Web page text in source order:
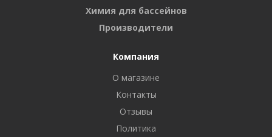
Химия для бассейнов
Производители
Компания
О магазине
Контакты
Отзывы
Политика